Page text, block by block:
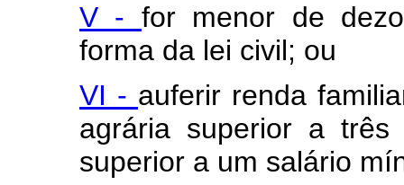
V - for menor de
forma da lei civil; ou
VI - auferir renda
agrária superior a três
superior a um salário